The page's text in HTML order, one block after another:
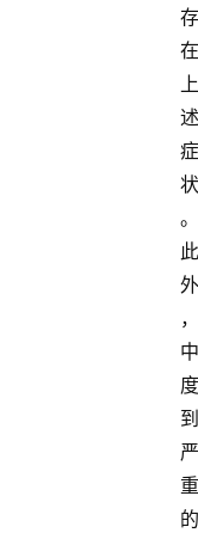
存
在
上
述
症
状
。
此
外
，
中
度
到
严
重
的